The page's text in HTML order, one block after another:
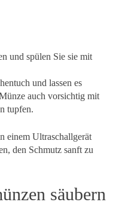
und spülen Sie sie mit
und lassen es
auch vorsichtig mit
tupfen.
einem Ultraschallgerät
den Schmutz sanft zu
säubern